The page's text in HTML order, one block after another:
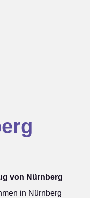
von Nürnberg
in Nürnberg